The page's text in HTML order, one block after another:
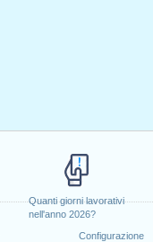
Quanti giorni lavorativi
nell'anno 2026?
Configurazione